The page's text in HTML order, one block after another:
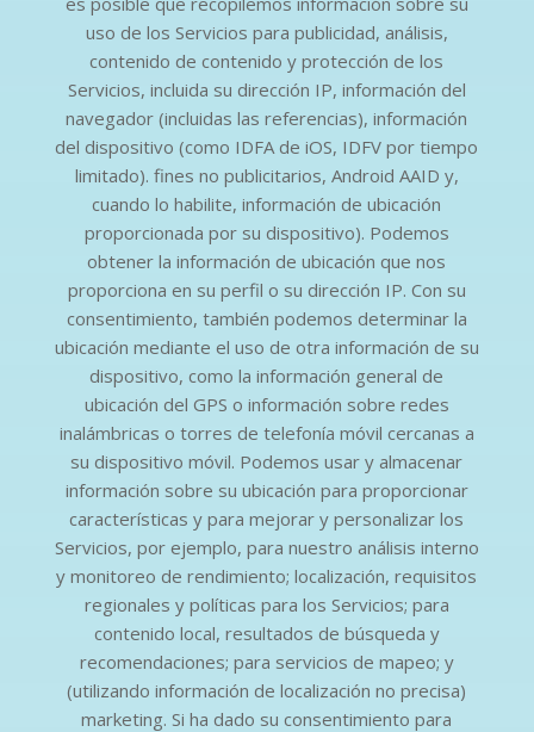
uso de los Servicios para publicidad, análisis,
contenido de contenido y protección de los
Servicios, incluida su dirección IP, información del
navegador (incluidas las referencias), información
del dispositivo (como IDFA de iOS, IDFV por tiempo
limitado). fines no publicitarios, Android AAID y,
cuando lo habilite, información de ubicación
proporcionada por su dispositivo). Podemos
obtener la información de ubicación que nos
proporciona en su perfil o su dirección IP. Con su
consentimiento, también podemos determinar la
ubicación mediante el uso de otra información de su
dispositivo, como la información general de
ubicación del GPS o información sobre redes
inalámbricas o torres de telefonía móvil cercanas a
su dispositivo móvil. Podemos usar y almacenar
información sobre su ubicación para proporcionar
características y para mejorar y personalizar los
Servicios, por ejemplo, para nuestro análisis interno
y monitoreo de rendimiento; localización, requisitos
regionales y políticas para los Servicios; para
contenido local, resultados de búsqueda y
recomendaciones; para servicios de mapeo; y
(utilizando información de localización no precisa)
marketing. Si ha dado su consentimiento para